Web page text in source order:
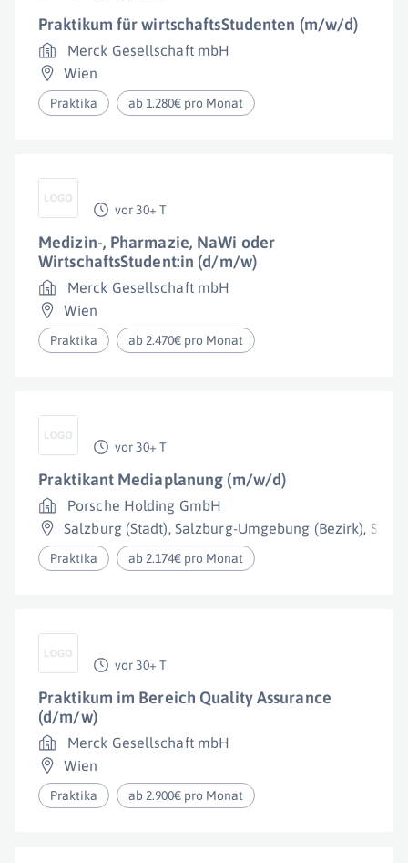
Praktikum für wirtschaftsStudenten (m/w/d)
Merck Gesellschaft mbH
Wien
Praktika ab 1.280€ pro Monat
vor 30+ T
Medizin-, Pharmazie, NaWi oder
WirtschaftsStudent:in (d/m/w)
Merck Gesellschaft mbH
Wien
Praktika ab 2.470€ pro Monat
vor 30+ T
Praktikant Mediaplanung (m/w/d)
Porsche Holding GmbH
Salzburg (Stadt), Salzburg-Umgebung (Bezirk),
Praktika ab 2.174€ pro Monat
vor 30+ T
Praktikum im Bereich Quality Assurance
(d/m/w)
Merck Gesellschaft mbH
Wien
Praktika ab 2.900€ pro Monat